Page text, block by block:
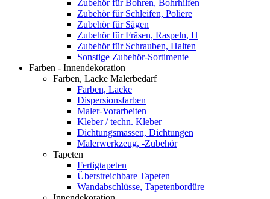
Zubehör für Bohren, Bohrhilfen
Zubehör für Schleifen, Poliere
Zubehör für Sägen
Zubehör für Fräsen, Raspeln, H
Zubehör für Schrauben, Halten
Sonstige Zubehör-Sortimente
Farben - Innendekoration
Farben, Lacke Malerbedarf
Farben, Lacke
Dispersionsfarben
Maler-Vorarbeiten
Kleber / techn. Kleber
Dichtungsmassen, Dichtungen
Malerwerkzeug, -Zubehör
Tapeten
Fertigtapeten
Überstreichbare Tapeten
Wandabschlüsse, Tapetenbordüre